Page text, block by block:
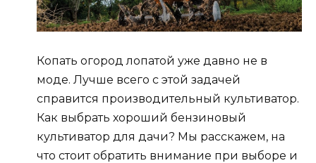
Копать огород лопатой уже давно не в
моде. Лучше всего с этой задачей
справится производительный культиватор.
Как выбрать хороший бензиновый
культиватор для дачи? Мы расскажем, на
что стоит обратить внимание при выборе и